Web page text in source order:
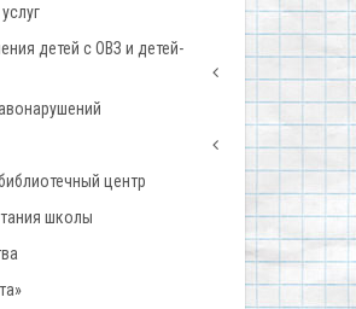
детей с ОВЗ и детей-
центр
школы